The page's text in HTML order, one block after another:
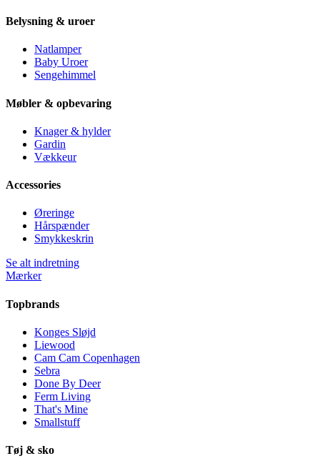
Belysning & uroer
Natlamper
Baby Uroer
Sengehimmel
Møbler & opbevaring
Knager & hylder
Gardin
Vækkeur
Accessories
Øreringe
Hårspænder
Smykkeskrin
Se alt indretning
Mærker
Topbrands
Konges Sløjd
Liewood
Cam Cam Copenhagen
Sebra
Done By Deer
Ferm Living
That's Mine
Smallstuff
Tøj & sko